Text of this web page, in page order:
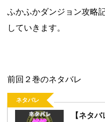
ふかふかダンジョン攻略
していきます。
前回２巻のネタバレ
ネタバレ
【ネタ